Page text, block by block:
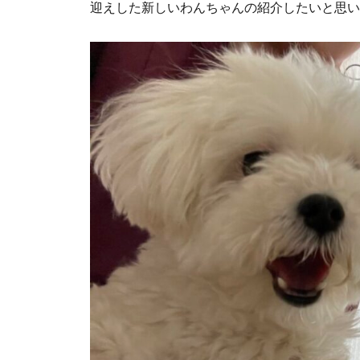
迎えした新しいわんちゃんの紹介したいと思